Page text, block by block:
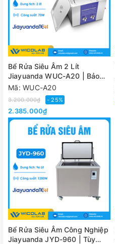
Bể Rửa Siêu Âm 2 Lít
Jiayuanda WUC-A20 | Bảo
Hành 12 Tháng
Mã: WUC-A20
3.200.000₫ - 25%
2.385.000₫
Bể Rửa Siêu Âm Công Nghiệp
Jiayuanda JYD-960 | Tùy